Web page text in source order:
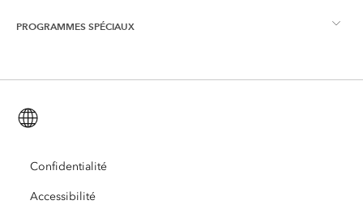
Recherche et tests utilisateur
Réseau des jeunes professionnels Esri
Événements
Intelligence géographique
Formation
ArcUser
ArcNews
À propos d’Esri
Carrières
Ouverture
PROGRAMMES SPÉCIAUX
ArcGIS for Student Use
Protection de l’environnement
Confidentialité
Accessibilité